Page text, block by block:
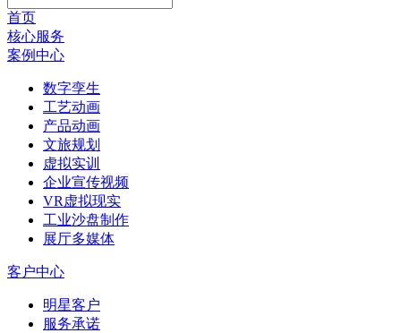
首页
核心服务
案例中心
数字孪生
工艺动画
产品动画
文旅规划
虚拟实训
企业宣传视频
VR虚拟现实
工业沙盘制作
展厅多媒体
客户中心
明星客户
服务承诺